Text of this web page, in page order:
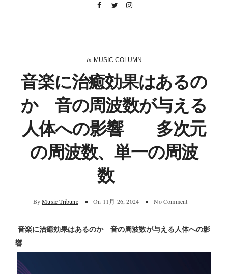
In MUSIC COLUMN
音楽に治癒効果はあるの
か 音の周波数が与える
人体への影響 多次元
の周波数、単一の周波
数
By Music Tribune On 11月 26, 2024 No Comment
音楽に治癒効果はあるのか 音の周波数が与える人体への影
響